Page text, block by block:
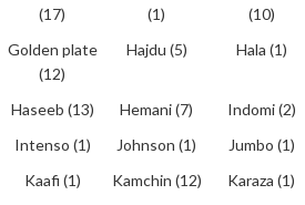
(17)
(1)
(10)
Golden plate
(12)
Hajdu (5) Hala (1)
Haseeb (13) Hemani(7) Indomi(2)
Intenso (1) Johnson(1) Jumbo (1)
Kaafi (1) Kamchin (12) Karaza(1)